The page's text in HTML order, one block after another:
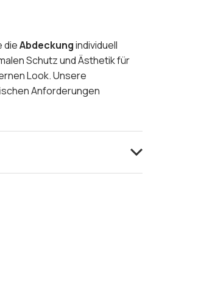
dieAbdeckungindividuell
Schutz und Ästhetik für
Look. Unsere
Anforderungen